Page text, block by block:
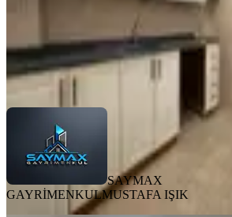
SAYMAX GAYRİMENKULMUSTAFA
SAYMAX
GAYRİMENKULMUSTAFA IŞIK